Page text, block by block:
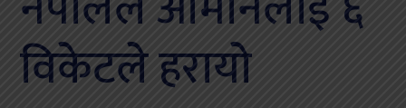
विकेटले हरायो